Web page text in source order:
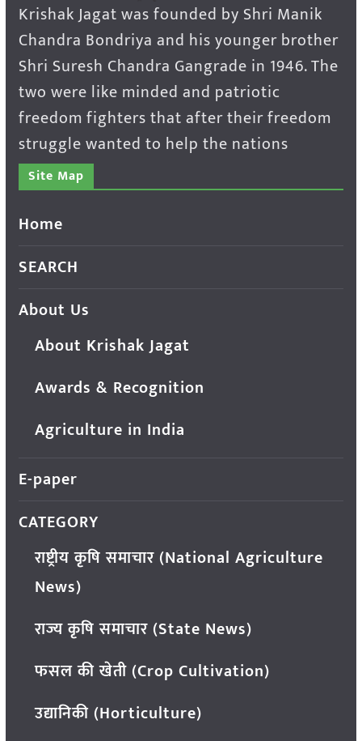
Krishak Jagat was founded by Shri Manik
Chandra Bondriya and his younger brother
Shri Suresh Chandra Gangrade in 1946. The
two were like minded and patriotic
freedom fighters that after their freedom
struggle wanted to help the nations
Site Map
Home
SEARCH
About Us
About Krishak Jagat
Awards & Recognition
Agriculture in India
E-paper
CATEGORY
राष्ट्रीय कृषि समाचार (National Agriculture
News)
राज्य कृषि समाचार (State News)
फसल की खेती (Crop Cultivation)
उद्यानिकी (Horticulture)